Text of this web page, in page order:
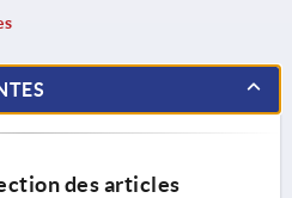
des articles